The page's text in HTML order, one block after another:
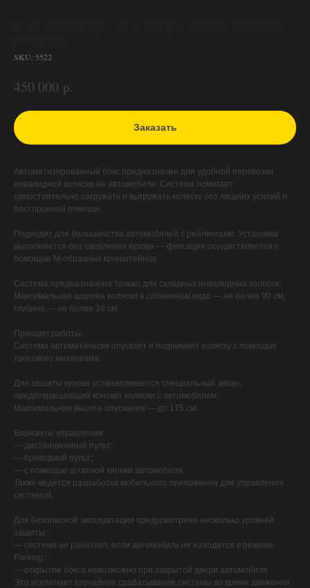
SKU: 5522
450 000 р.
Заказать
Автоматизированный бокс предназначен для удобной перевозки
инвалидной коляски на автомобиле. Система помогает
самостоятельно загружать и выгружать коляску без лишних усилий и
посторонней помощи.
Подходит для большинства автомобилей с рейлингами. Установка
выполняется без сверления кузова — фиксация осуществляется с
помощью М-образных кронштейнов.
Система предназначена только для складных инвалидных колясок.
Максимальная ширина коляски в сложенном виде — не более 90 см,
глубина — не более 39 см.
Принцип работы:
Система автоматически опускает и поднимает коляску с помощью
тросового механизма.
Для защиты кузова устанавливается специальный экран,
предотвращающий контакт коляски с автомобилем.
Максимальная высота опускания — до 175 см.
Варианты управления:
— дистанционный пульт;
— проводной пульт;
— с помощью штатной кнопки автомобиля.
Также ведётся разработка мобильного приложения для управления
системой.
Для безопасной эксплуатации предусмотрено несколько уровней
защиты:
— система не работает, если автомобиль не находится в режиме
Parking;
— открытие бокса невозможно при закрытой двери автомобиля.
Это исключает случайное срабатывание системы во время движения.